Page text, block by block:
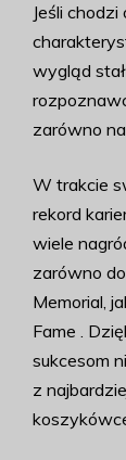
Jeśli
wygląd
zarówno
W trakcie
rekord
wiele
zarówno
Memorial,
Fame .
sukcesom
z